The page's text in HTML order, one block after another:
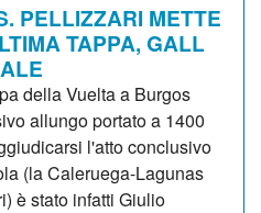
PELLIZZARI METTE
TAPPA, GALL
della Vuelta a Burgos
allungo portato a 1400
l'atto conclusivo
(la Caleruega-Lagunas
è stato infatti Giulio